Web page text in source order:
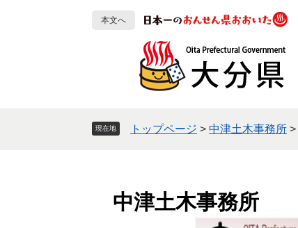
本文へ
現在地 トップページ > 中津土木事務所 >
中津土木事務所